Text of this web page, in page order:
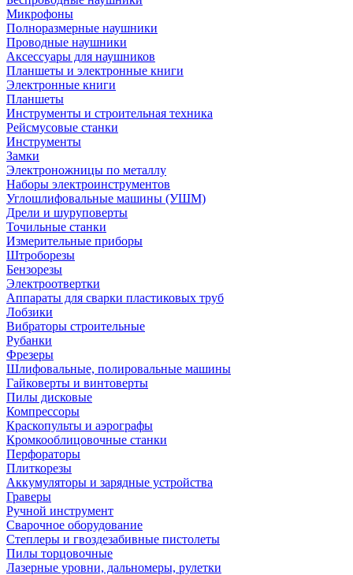
Микрофоны
Полноразмерные наушники
Проводные наушники
Аксессуары для наушников
Планшеты и электронные книги
Электронные книги
Планшеты
Инструменты и строительная техника
Рейсмусовые станки
Инструменты
Замки
Электроножницы по металлу
Наборы электроинструментов
Углошлифовальные машины (УШМ)
Дрели и шуруповерты
Точильные станки
Измерительные приборы
Штроборезы
Бензорезы
Электроотвертки
Аппараты для сварки пластиковых труб
Лобзики
Вибраторы строительные
Рубанки
Фрезеры
Шлифовальные, полировальные машины
Гайковерты и винтоверты
Пилы дисковые
Компрессоры
Краскопульты и аэрографы
Кромкооблицовочные станки
Перфораторы
Плиткорезы
Аккумуляторы и зарядные устройства
Граверы
Ручной инструмент
Сварочное оборудование
Степлеры и гвоздезабивные пистолеты
Пилы торцовочные
Лазерные уровни, дальномеры, рулетки